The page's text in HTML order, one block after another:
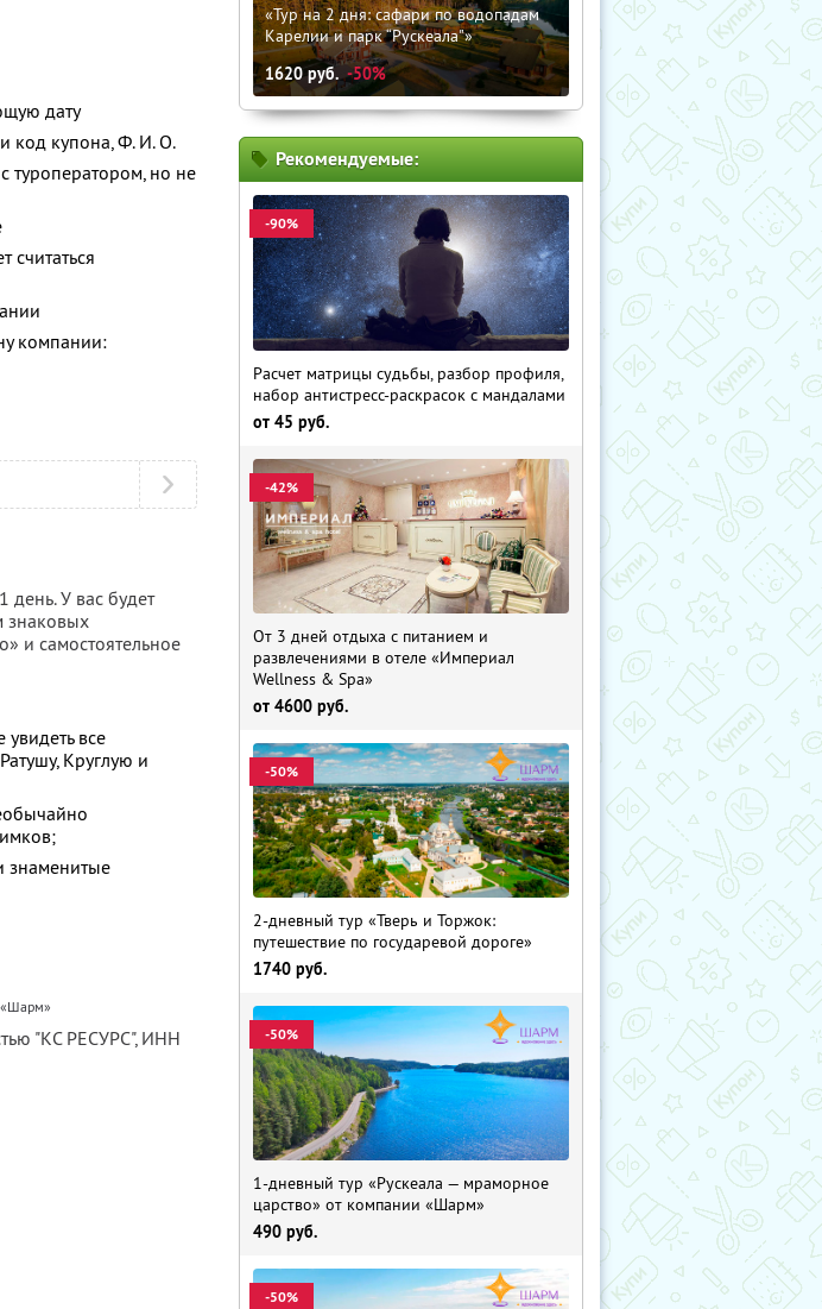
дату
код купона,Ф. И. О.
туроператором, но не
считаться
компании:
У вас будет
знаковых
и самостоятельное
все
Круглую и
знаменитые
«Шарм»
"КС РЕСУРС", ИНН
«Тур на 2 дня: сафари по водопадам
Карелии и парк “Рускеала"»
1620руб. -50%
Рекомендуемые:
-90%
Расчет матрицы судьбы, разбор профиля,
набор антистресс-раскрасок с мандалами
от 45 руб.
-42%
От 3 дней отдыха с питанием и
развлечениями в отеле «Империал
Wellness & Spa»
от 4600 руб.
-50%
2-дневный тур «Тверь и Торжок:
путешествие по государевой дороге»
1740 руб.
-50%
1-дневный тур «Рускеала — мраморное
царство» от компании «Шарм»
490 руб.
-50%